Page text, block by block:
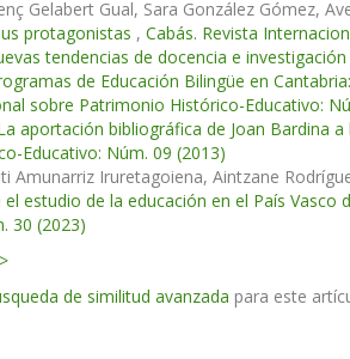
Gelabert Gual, Sara González Gómez,
protagonistas , Cabás. Revista
tendencias de docencia e
de Educación Bilingüe en
sobre Patrimonio Histórico-Educativo:
aportación bibliográfica de Joan Bardina
Educativo: Núm. 09 (2013)
Amunarriz Iruretagoiena, Aintzane
estudio de la educación en el País Vasco
30 (2023)
de similitud avanzada para este